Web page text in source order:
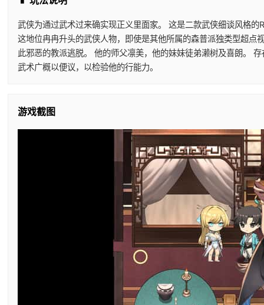
武侠为通过武术过来确实现正义里面家。 这是二款武侠细谈风格
这地位冉冉升头的武侠人物，即使是其他所属的森普派独类型超
此邪恶的教派逃脱。 他的师父凛美，他的妹妹徒弟濑树及喜朗。
武术广概以便议，以检验他的行能力。
游戏截图